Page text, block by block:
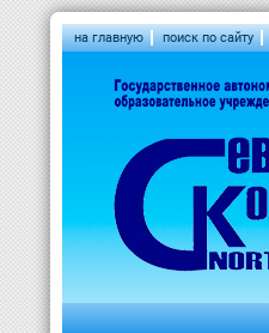
на главную поиск по сайту